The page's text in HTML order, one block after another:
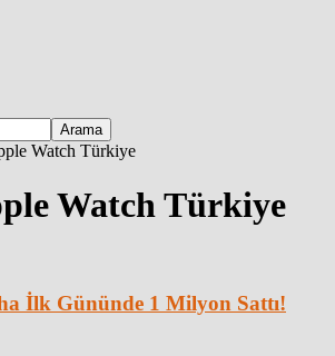
Watch Türkiye
Watch Türkiye
İlk Gününde 1 Milyon Sattı!